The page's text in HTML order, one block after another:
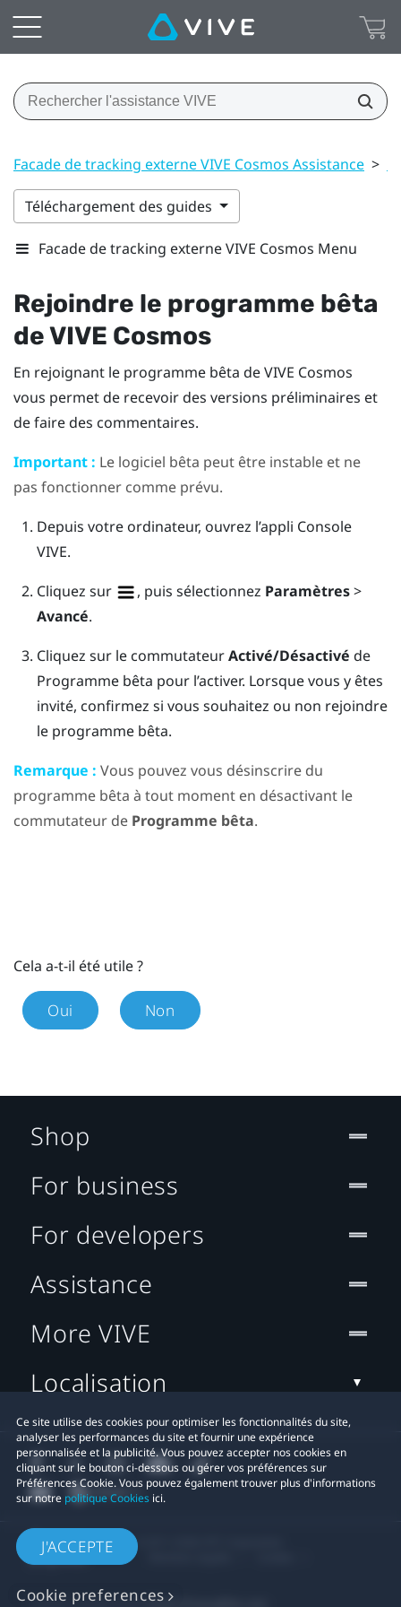
Facade de tracking externe VIVE Cosmos Assistance >
Téléchargement des guides
Facade de tracking externe VIVE Cosmos Menu
Rejoindre le programme bêta
deVIVE Cosmos
En rejoignant le programme bêta deVIVE Cosmos
vous permet de recevoir des versions préliminaires et
de faire des commentaires.
Important : Le logiciel bêta peut être instable et ne
pas fonctionner comme prévu.
Depuis votre ordinateur, ouvrez l’appli Console
VIVE.
Cliquez sur
, puis sélectionnez Paramètres>
Avancé.
Cliquez sur le commutateurActivé/Désactivé de
Programme bêta pour l’activer. Lorsque vous y êtes
invité, confirmez si vous souhaitez ou non rejoindre
le programme bêta.
Remarque : Vous pouvez vous désinscrire du
programme bêta à tout moment en désactivant le
commutateur de Programme bêta.
Cela a-t-il été utile ?
Oui Non
Ce site utilise des cookies pour optimiser les fonctionnalités du site,
analyser les performances du site et fournir une expérience
personnalisée et la publicité. Vous pouvez accepter nos cookies en
cliquant sur le bouton ci-dessous ou gérer vos préférences sur
Préférences Cookie. Vous pouvez également trouver plus d'informations
sur notre politique Cookies ici.
J'ACCEPTE
Cookie preferences
Shop
For business
For developers
Assistance
More VIVE
Localisation
© 2011-2026 HTC Corporation